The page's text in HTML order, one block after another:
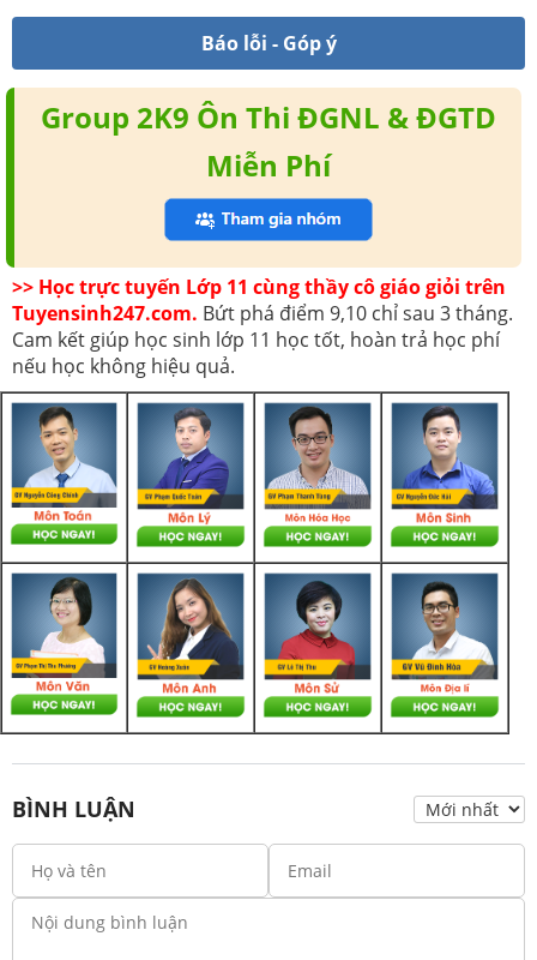
Báo lỗi - Góp ý
Group 2K9 Ôn Thi ĐGNL & ĐGTD
Miễn Phí
>> Học trực tuyến Lớp 11 cùng thầy cô giáo giỏi trên
Tuyensinh247.com. Bứt phá điểm 9,10 chỉ sau 3 tháng.
Cam kết giúp học sinh lớp 11 học tốt, hoàn trả học phí
nếu học không hiệu quả.
BÌNH LUẬN